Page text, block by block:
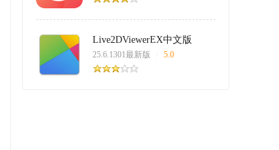
Live2DViewerEX中文版
25.6.1301最新版 5.0